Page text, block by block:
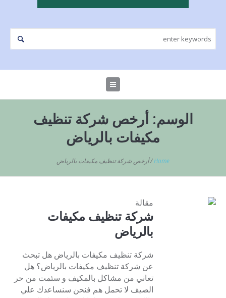
الوسم:أرخص شركة تنظيف
مكيفات بالرياض
Home
/أرخص شركة تنظيف مكيفات بالرياض
مقالة
شركة تنظيف مكيفات
بالرياض
شركة تنظيف مكيفات بالرياض هل تبحث
عن شركة تنظيف مكيفات بالرياض؟ هل
تعاني من مشاكل بالمكيف و سئمت من حر
الصيف لا تحمل هم فنحن سنساعدك علي